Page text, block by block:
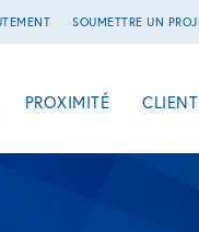
SOUMETTRE UN
PROXIMITÉ